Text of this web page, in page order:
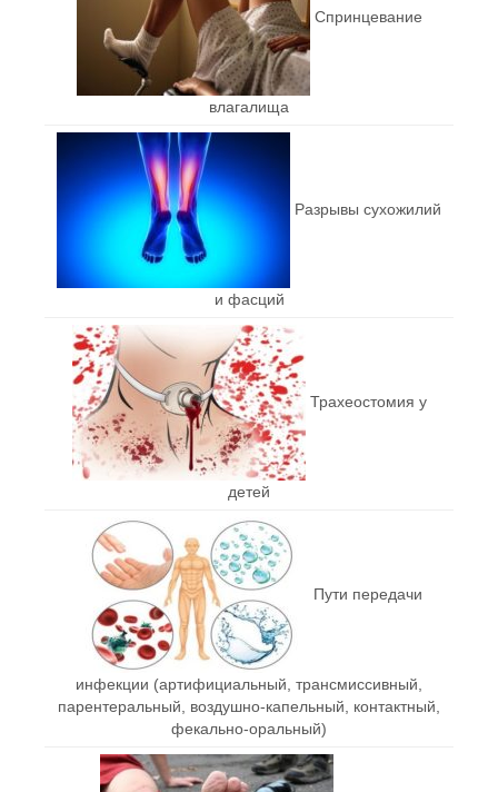
Спринцевание
влагалища
Разрывы сухожилий
и фасций
Трахеостомия у
детей
Пути передачи
инфекции (артифициальный, трансмиссивный,
парентеральный, воздушно-капельный, контактный,
фекально-оральный)